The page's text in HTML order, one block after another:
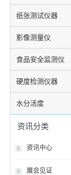
纸张测试仪器
影像测量仪
食品安全监测仪
硬度检测仪器
水分活度
资讯分类
资讯中心
展会见证